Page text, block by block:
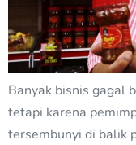
Banyak bisnis gagal
tetapi karena
tersembunyi di balik